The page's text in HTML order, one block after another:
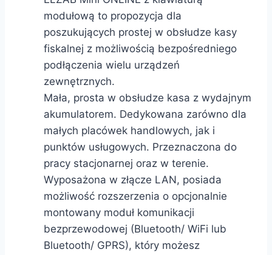
modułową to propozycja dla
poszukujących prostej w obsłudze kasy
fiskalnej z możliwością bezpośredniego
podłączenia wielu urządzeń
zewnętrznych.
Mała, prosta w obsłudze kasa z wydajnym
akumulatorem. Dedykowana zarówno dla
małych placówek handlowych, jak i
punktów usługowych. Przeznaczona do
pracy stacjonarnej oraz w terenie.
Wyposażona w złącze LAN, posiada
możliwość rozszerzenia o opcjonalnie
montowany moduł komunikacji
bezprzewodowej (Bluetooth/ WiFi lub
Bluetooth/ GPRS), który możesz